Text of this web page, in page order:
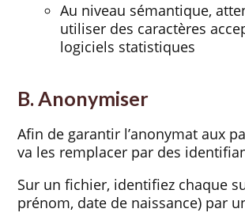
Au niveau sémantique,
utiliser des caractères
logiciels statistiques
B. Anonymiser
Afin de garantir l’anonymat aux
va les remplacer par des
Sur un fichier, identifiez chaque
prénom, date de naissance) par